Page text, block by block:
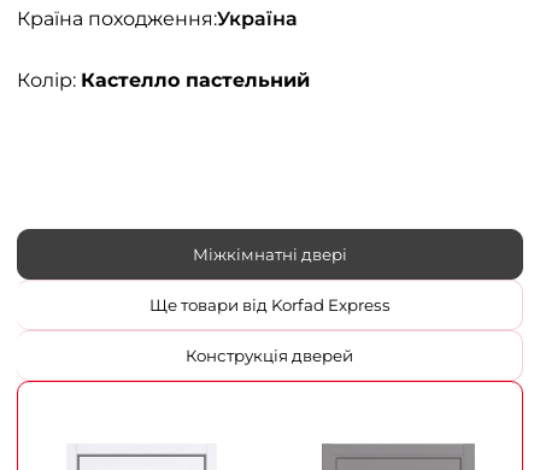
Країна походження:Україна
Колір: Кастелло пастельний
Міжкімнатні двері
Ще товари від Korfad Express
Конструкція дверей